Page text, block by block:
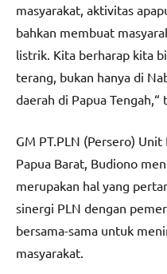
masyarakat, aktivitas
bahkan membuat
listrik. Kita berharap kita
terang, bukan hanya di
daerah di Papua Tengah,“
GM PT.PLN (Persero)
Papua Barat, Budiono
merupakan hal yang
sinergi PLN dengan
bersama-sama untuk
masyarakat.